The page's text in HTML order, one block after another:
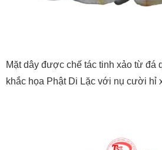
Mặt dây được chế tác tinh xảo từ đá
khắc họa Phật Di Lặc với nụ cười hỉ